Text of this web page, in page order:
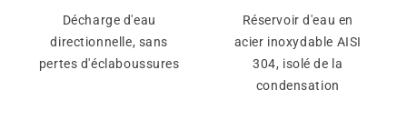
Décharge d'eau
directionnelle, sans
pertes d'éclaboussures
Réservoir d'eau en
acier inoxydable AISI
304, isolé de la
condensation